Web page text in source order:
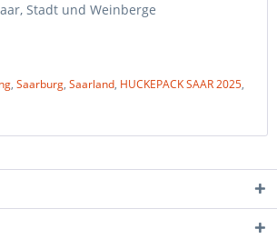
Stadt und Weinberge
, Saarburg, Saarland, HUCKEPACK SAAR 2025,